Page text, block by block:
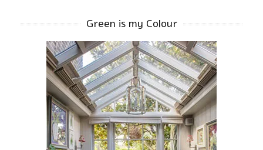
Green is my Colour